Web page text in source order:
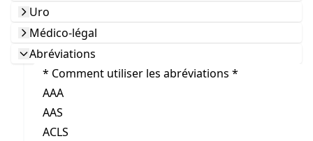
Uro
Médico-légal
Abréviations
* Comment utiliser les abréviations *
AAA
AAS
ACLS